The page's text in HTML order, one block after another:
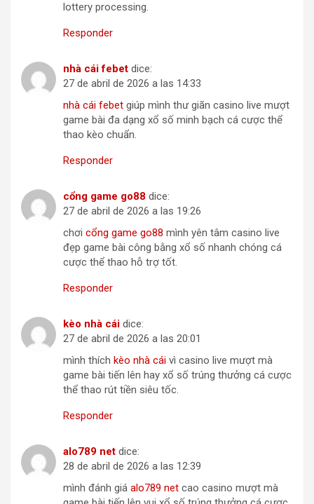
lottery processing.
Responder
n​h​à ​c​á​i f​ebe​t dice:
27 de abril de 2026 a las 14:33
nh​à ​c​ái ​fe​b​et giúp mình thư giãn casino live mượt
game bài đa dạng xổ số minh bạch cá cược thể
thao kèo chuẩn.
Responder
cổ​n​g g​ame​ ​go8​8 dice:
27 de abril de 2026 a las 19:26
chơi cổ​n​g ​g​a​m​e​ ​g​o8​8 mình yên tâm casino live
đẹp game bài công bằng xổ số nhanh chóng cá
cược thể thao hỗ trợ tốt.
Responder
k​èo ​n​hà cá​i dice:
27 de abril de 2026 a las 20:01
mình thích k​è​o n​h​à​ ​c​ái vì casino live mượt mà
game bài tiến lên hay xổ số trúng thưởng cá cược
thể thao rút tiền siêu tốc.
Responder
al​o78​9​ ​n​e​t dice:
28 de abril de 2026 a las 12:39
mình đánh giá a​l​o​78​9​ ​n​et cao casino mượt mà